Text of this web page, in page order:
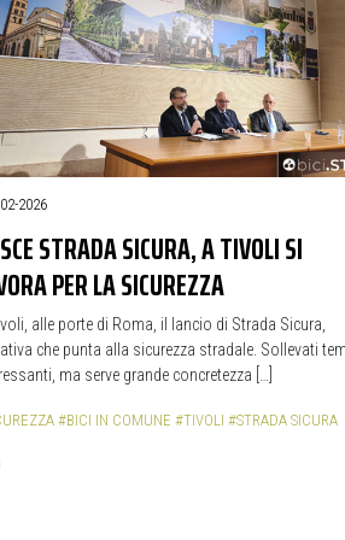
2026
STRADA SICURA, A TIVOLI SI
PER LA SICUREZZA
alle porte di Roma, il lancio di Strada Sicura,
che punta alla sicurezza stradale. Sollevati
ma serve grande concretezza […]
#BICI IN COMUNE #TIVOLI #STRADA SICURA